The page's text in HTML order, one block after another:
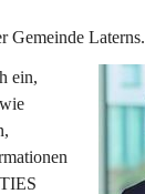
Gemeinde Laterns.
ein,